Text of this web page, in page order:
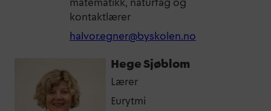
matematikk, naturfag og
kontaktlærer
halvor.egner@byskolen.no
Hege Sjøblom
Lærer
Eurytmi